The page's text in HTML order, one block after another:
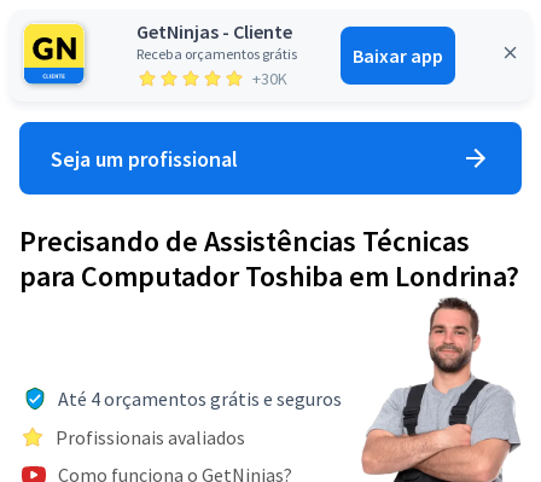
GetNinjas - Cliente
Receba orçamentos grátis
+30K
Baixar app
Entrar
Seja um profissional
Precisando de Assistências Técnicas
para Computador Toshiba em Londrina?
Até 4 orçamentos grátis e seguros
Profissionais avaliados
Como funciona o GetNinjas?